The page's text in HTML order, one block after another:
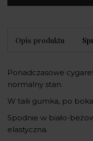
Opis produktu
Ponadczasowe
normalny stan.
W talii gumka, po
Spodnie w biało-
elastyczna.